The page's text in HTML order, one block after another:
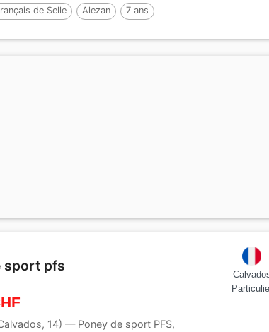
de Selle Alezan 7 ans
sport pfs
14) — Poney de sport PFS,